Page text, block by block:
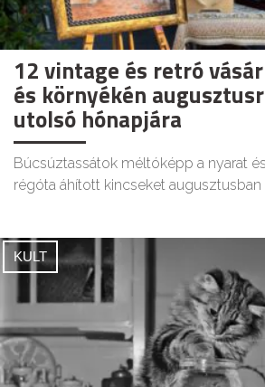
12 vintage és retró
és környékén
utolsó hónapjára
Búcsúztassátok méltóképp a nyarat
régóta áhított kincseket augusztusban
KULT